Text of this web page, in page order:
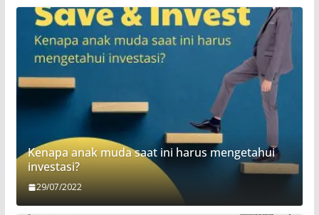
Kenapa anak muda saat ini harus mengetahui
investasi?
29/07/2022